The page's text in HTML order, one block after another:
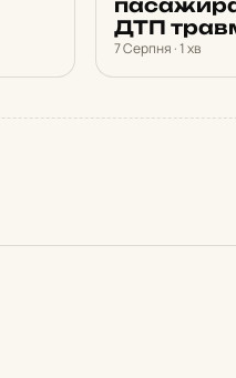
ДТП
7 Серпня · 1 хв